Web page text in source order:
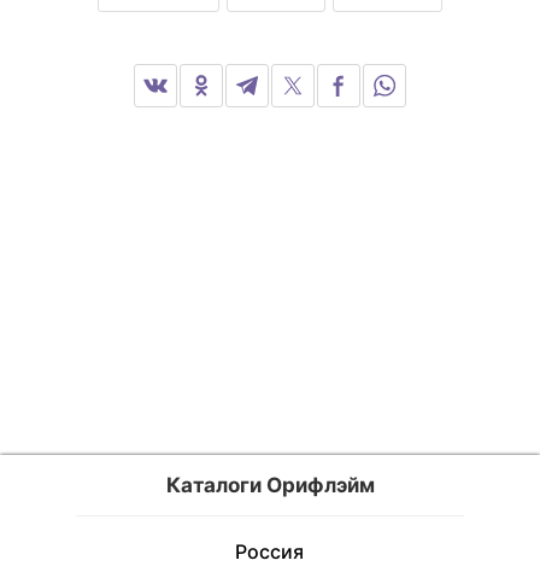
Каталоги Орифлэйм
Россия